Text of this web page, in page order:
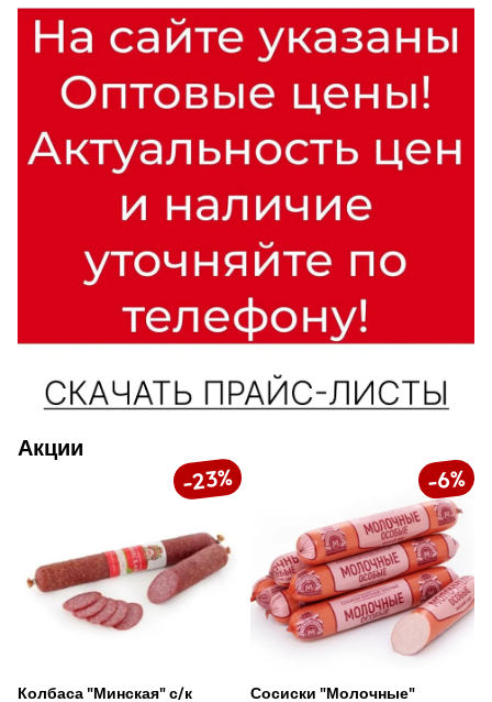
Акции
-23%
Колбаса "Минская" с/к
-6%
Сосиски "Молочные"